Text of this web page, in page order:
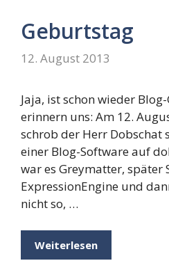
Geburtstag
12. August 2013
Jaja, ist schon wieder
erinnern uns: Am 12.
schrob der Herr Dobschat
einer Blog-Software auf
war es Greymatter, später
ExpressionEngine und
nicht so, …
Weiterlesen